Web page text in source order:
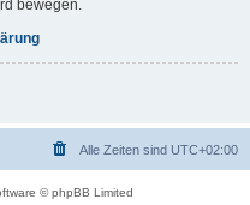
bewegen.
Alle Zeiten sind UTC+02:00
© phpBB Limited